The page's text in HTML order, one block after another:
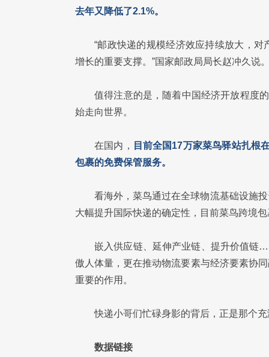
去年又降低了2.1%。
“邮政快递的规模经济效应持续放大，
增长的重要支撑。”国家邮政局局长赵冲久说
值得注意的是，随着中国经济开放程度
始走向世界。
在国内，
目前全国17万家菜鸟驿站扎根
包裹的免费保管服务。
看海外，菜鸟通过在全球物流基础设施
大幅提升国际快递的确定性，目前菜鸟跨境
嵌入供应链、延伸产业链、提升价值链
傲人体量，更在推动物流要素与经济要素协
重要的作用。
快递小哥们忙碌身影的背后，正是那个
数据链接